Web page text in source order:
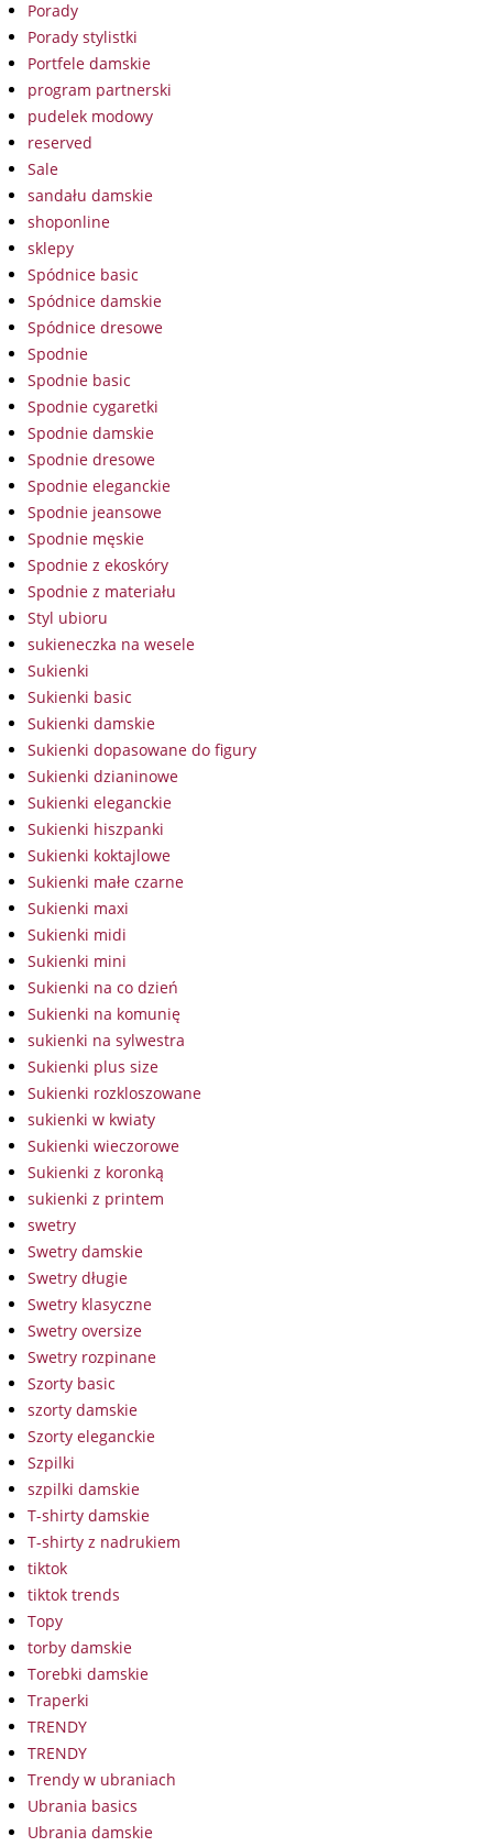
Porady
Porady stylistki
Portfele damskie
program partnerski
pudelek modowy
reserved
Sale
sandału damskie
shoponline
sklepy
Spódnice basic
Spódnice damskie
Spódnice dresowe
Spodnie
Spodnie basic
Spodnie cygaretki
Spodnie damskie
Spodnie dresowe
Spodnie eleganckie
Spodnie jeansowe
Spodnie męskie
Spodnie z ekoskóry
Spodnie z materiału
Styl ubioru
sukieneczka na wesele
Sukienki
Sukienki basic
Sukienki damskie
Sukienki dopasowane do figury
Sukienki dzianinowe
Sukienki eleganckie
Sukienki hiszpanki
Sukienki koktajlowe
Sukienki małe czarne
Sukienki maxi
Sukienki midi
Sukienki mini
Sukienki na co dzień
Sukienki na komunię
sukienki na sylwestra
Sukienki plus size
Sukienki rozkloszowane
sukienki w kwiaty
Sukienki wieczorowe
Sukienki z koronką
sukienki z printem
swetry
Swetry damskie
Swetry długie
Swetry klasyczne
Swetry oversize
Swetry rozpinane
Szorty basic
szorty damskie
Szorty eleganckie
Szpilki
szpilki damskie
T-shirty damskie
T-shirty z nadrukiem
tiktok
tiktok trends
Topy
torby damskie
Torebki damskie
Traperki
TRENDY
TRENDY
Trendy w ubraniach
Ubrania basics
Ubrania damskie